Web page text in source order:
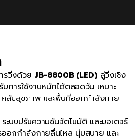
รวิ่งด้วย JB-8800B (LED) ลู่วิ่งเชิง
ารใช้งานหนักได้ตลอดวัน เหมาะ
คลับสุขภาพ และพื้นที่ออกกำลังกาย
บบปรับความชันอัตโนมัติ และมอเตอร์
อกกำลังกายลื่นไหล นุ่มสบาย และ